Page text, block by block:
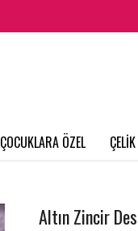
ÇOCUKLARA ÖZEL
Altın Zincir